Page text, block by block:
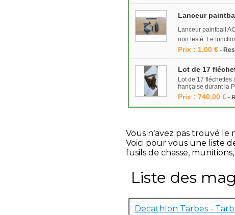
Lanceur
Lanceur paintball
non testé. Le
Prix : 1,00 € -
Lot de 17
Lot de 17
française durant la
Prix : 740,00 € -
Vous n'avez pas trouvé le
Voici pour vous une liste
fusils de chasse,
Liste des
Decathlon Tarbes -